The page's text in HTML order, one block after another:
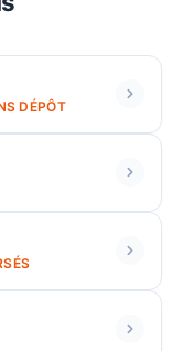
DÉPÔT